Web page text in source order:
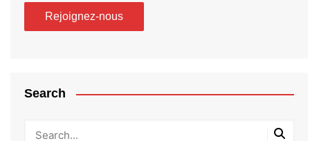
Search